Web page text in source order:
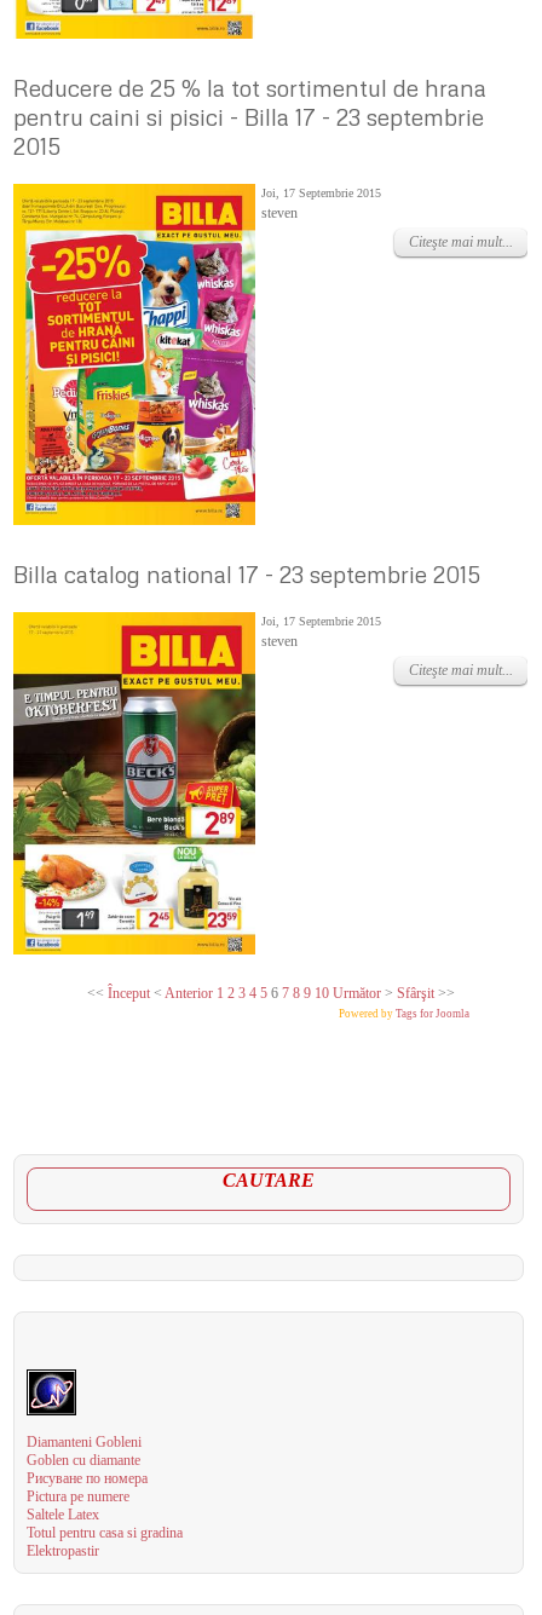
Reducere de 25 % la tot sortimentul de hrana
pentru caini si pisici - Billa 17 - 23 septembrie
2015
Joi, 17 Septembrie 2015
steven
Citeşte mai mult...
Billa catalog national 17 - 23 septembrie 2015
Joi, 17 Septembrie 2015
steven
Citeşte mai mult...
<< Început< Anterior 1 2 3 4 5 6 7 8 9 10 Următor> Sfârşit>>
Powered by Tags for Joomla
CAUTARE
Diamanteni Gobleni
Goblen cu diamante
Рисуване по номера
Pictura pe numere
Saltele Latex
Totul pentru casa si gradina
Elektropastir